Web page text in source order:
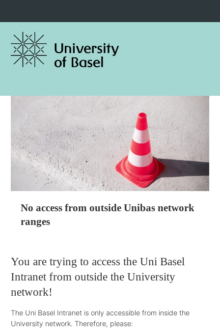
No access from outside Unibas network
ranges
You are trying to access the Uni Basel
Intranet from outside the University
network!
The Uni Basel Intranet is only accessible from inside the
University network. Therefore, please: